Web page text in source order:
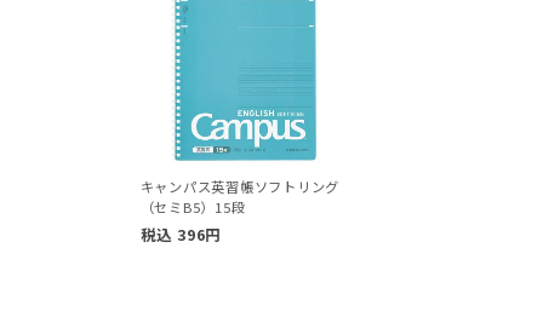
キャンパス英習帳ソフトリング
（セミB5）15段
税込 396円